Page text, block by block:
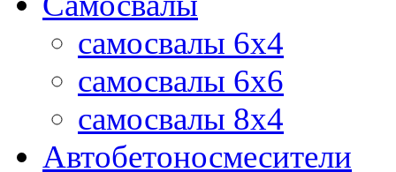
самосвалы 6x4
самосвалы 6x6
самосвалы 8x4
Автобетоносмесители